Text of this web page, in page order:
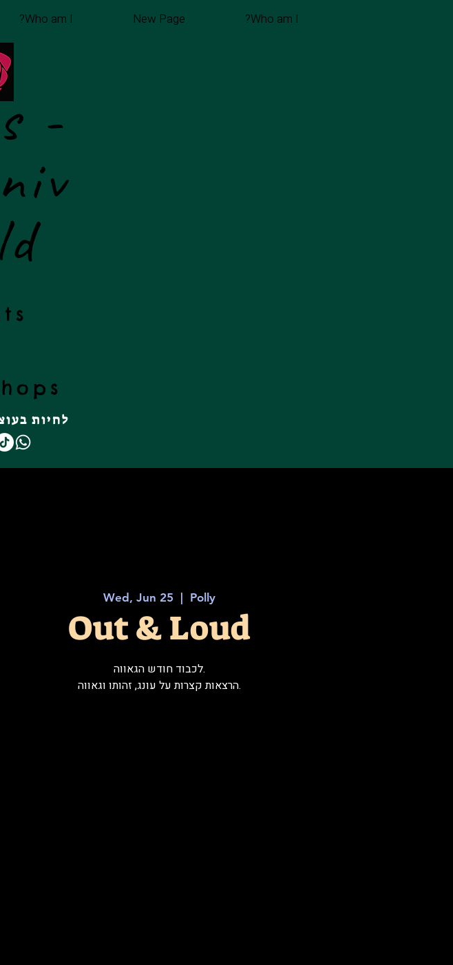
Who am I?
New Page
Who am I?
-
לחיות
Wed, Jun 25 Polly
Out & Loud
לכבוד חודש הגאווה.